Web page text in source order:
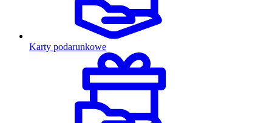
Karty podarunkowe